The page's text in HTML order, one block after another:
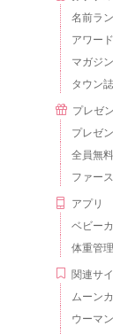
名前ラ
アワード
マガジン
タウン誌
プレゼ
プレゼ
全員無
ファー
アプリ
ベビー
体重管
関連サ
ムーン
ウーマ